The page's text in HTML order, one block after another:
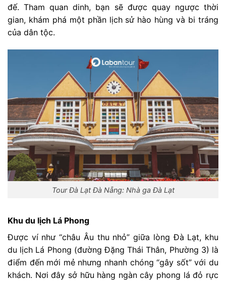
đế. Tham quan dinh, bạn sẽ được quay ngược thời
gian, khám phá một phần lịch sử hào hùng và bi tráng
của dân tộc.
Tour Đà Lạt Đà Nẵng: Nhà ga Đà Lạt
Khu du lịch Lá Phong
Được ví như “châu Âu thu nhỏ” giữa lòng Đà Lạt, khu
du lịch Lá Phong (đường Đặng Thái Thân, Phường 3) là
điểm đến mới mẻ nhưng nhanh chóng “gây sốt” với du
khách. Nơi đây sở hữu hàng ngàn cây phong lá đỏ rực